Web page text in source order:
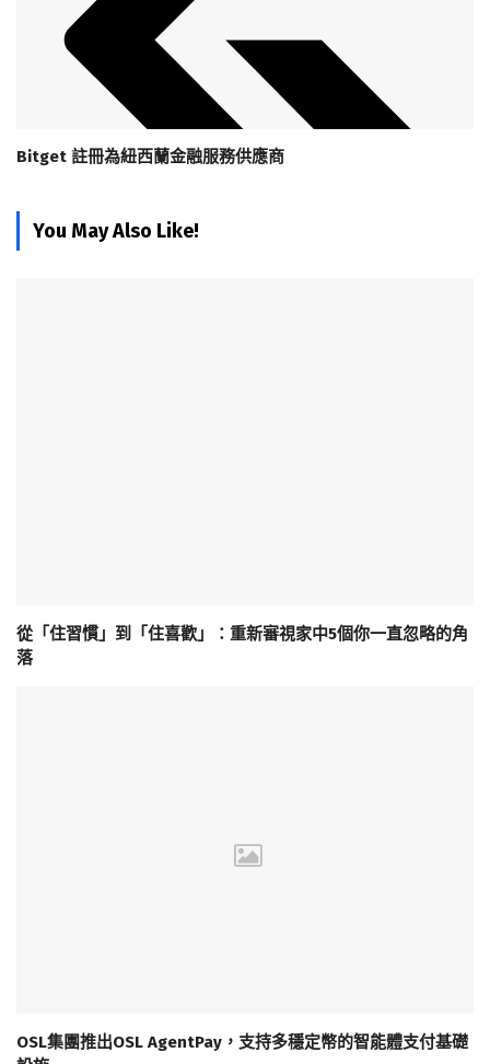
Bitget 註冊為紐西蘭金融服務供應商
You May Also Like!
從「住習慣」到「住喜歡」：重新審視家中5個你一直忽略的角
落
OSL集團推出OSL AgentPay，支持多穩定幣的智能體支付基礎